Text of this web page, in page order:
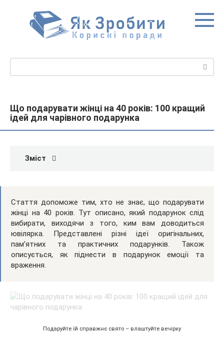
Що подарувати жінці на 40 років: 100 кращий
ідей для чарівного подарунка
Зміст
Стаття допоможе тим, хто не знає, що подарувати
жінці на 40 років. Тут описано, який подарунок слід
вибирати, виходячи з того, ким вам доводиться
ювілярка. Представлені різні ідеї оригінальних,
пам’ятних та практичних подарунків. Також
описується, як піднести в подарунокемоції та
враження.
Подаруйте їй справжнє свято – влаштуйте вечірку